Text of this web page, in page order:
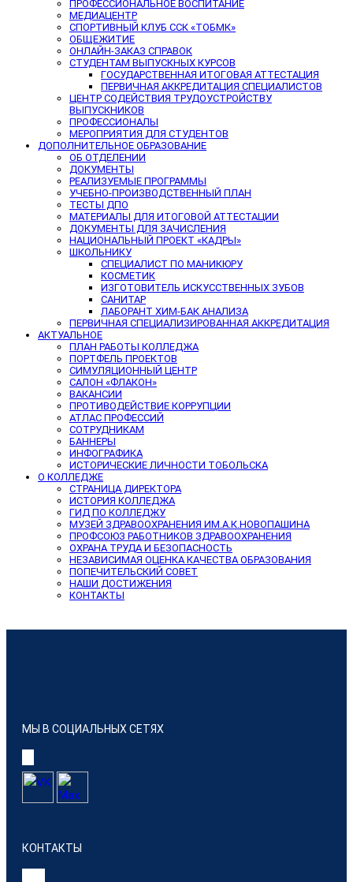
ПРОФЕССИОНАЛЬНОЕ ВОСПИТАНИЕ
МЕДИАЦЕНТР
СПОРТИВНЫЙ КЛУБ ССК «ТОБМК»
ОБЩЕЖИТИЕ
ОНЛАЙН-ЗАКАЗ СПРАВОК
СТУДЕНТАМ ВЫПУСКНЫХ КУРСОВ
ГОСУДАРСТВЕННАЯ ИТОГОВАЯ АТТЕСТАЦИЯ
ПЕРВИЧНАЯ АККРЕДИТАЦИЯ СПЕЦИАЛИСТОВ
ЦЕНТР СОДЕЙСТВИЯ ТРУДОУСТРОЙСТВУ
ВЫПУСКНИКОВ
ПРОФЕССИОНАЛЫ
МЕРОПРИЯТИЯ ДЛЯ СТУДЕНТОВ
ДОПОЛНИТЕЛЬНОЕ ОБРАЗОВАНИЕ
ОБ ОТДЕЛЕНИИ
ДОКУМЕНТЫ
РЕАЛИЗУЕМЫЕ ПРОГРАММЫ
УЧЕБНО-ПРОИЗВОДСТВЕННЫЙ ПЛАН
ТЕСТЫ ДПО
МАТЕРИАЛЫ ДЛЯ ИТОГОВОЙ АТТЕСТАЦИИ
ДОКУМЕНТЫ ДЛЯ ЗАЧИСЛЕНИЯ
НАЦИОНАЛЬНЫЙ ПРОЕКТ «КАДРЫ»
ШКОЛЬНИКУ
СПЕЦИАЛИСТ ПО МАНИКЮРУ
КОСМЕТИК
ИЗГОТОВИТЕЛЬ ИСКУССТВЕННЫХ ЗУБОВ
САНИТАР
ЛАБОРАНТ ХИМ-БАК АНАЛИЗА
ПЕРВИЧНАЯ СПЕЦИАЛИЗИРОВАННАЯ АККРЕДИТАЦИЯ
АКТУАЛЬНОЕ
ПЛАН РАБОТЫ КОЛЛЕДЖА
ПОРТФЕЛЬ ПРОЕКТОВ
СИМУЛЯЦИОННЫЙ ЦЕНТР
САЛОН «ФЛАКОН»
ВАКАНСИИ
ПРОТИВОДЕЙСТВИЕ КОРРУПЦИИ
АТЛАС ПРОФЕССИЙ
СОТРУДНИКАМ
БАННЕРЫ
ИНФОГРАФИКА
ИСТОРИЧЕСКИЕ ЛИЧНОСТИ ТОБОЛЬСКА
О КОЛЛЕДЖЕ
СТРАНИЦА ДИРЕКТОРА
ИСТОРИЯ КОЛЛЕДЖА
ГИД ПО КОЛЛЕДЖУ
МУЗЕЙ ЗДРАВООХРАНЕНИЯ ИМ.А.К.НОВОПАШИНА
ПРОФСОЮЗ РАБОТНИКОВ ЗДРАВООХРАНЕНИЯ
ОХРАНА ТРУДА И БЕЗОПАСНОСТЬ
НЕЗАВИСИМАЯ ОЦЕНКА КАЧЕСТВА ОБРАЗОВАНИЯ
ПОПЕЧИТЕЛЬСКИЙ СОВЕТ
НАШИ ДОСТИЖЕНИЯ
КОНТАКТЫ
МЫ В СОЦИАЛЬНЫХ СЕТЯХ
КОНТАКТЫ